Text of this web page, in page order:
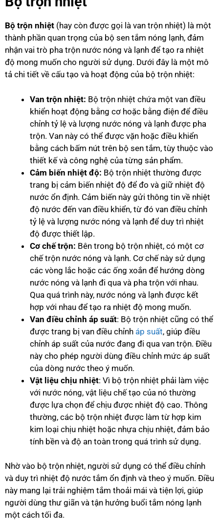
Bộ trộn nhiệt (hay còn được gọi là van trộn nhiệt) là một
thành phần quan trọng của bộ sen tắm nóng lạnh, đảm
nhận vai trò pha trộn nước nóng và lạnh để tạo ra nhiệt
độ mong muốn cho người sử dụng. Dưới đây là một mô
tả chi tiết về cấu tạo và hoạt động của bộ trộn nhiệt:
Van trộn nhiệt: Bộ trộn nhiệt chứa một van điều
khiển hoạt động bằng cơ hoặc bằng điện để điều
chỉnh tỷ lệ và lượng nước nóng và lạnh được pha
trộn. Van này có thể được vặn hoặc điều khiển
bằng cách bấm nút trên bộ sen tắm, tùy thuộc vào
thiết kế và công nghệ của từng sản phẩm.
Cảm biến nhiệt độ: Bộ trộn nhiệt thường được
trang bị cảm biến nhiệt độ để đo và giữ nhiệt độ
nước ổn định. Cảm biến này gửi thông tin về nhiệt
độ nước đến van điều khiển, từ đó van điều chỉnh
tỷ lệ và lượng nước nóng và lạnh để duy trì nhiệt
độ được thiết lập.
Cơ chế trộn: Bên trong bộ trộn nhiệt, có một cơ
chế trộn nước nóng và lạnh. Cơ chế này sử dụng
các vòng lắc hoặc các ống xoắn để hướng dòng
nước nóng và lạnh đi qua và pha trộn với nhau.
Qua quá trình này, nước nóng và lạnh được kết
hợp với nhau để tạo ra nhiệt độ mong muốn.
Van điều chỉnh áp suất: Bộ trộn nhiệt cũng có thể
được trang bị van điều chỉnh áp suất, giúp điều
chỉnh áp suất của nước đang đi qua van trộn. Điều
này cho phép người dùng điều chỉnh mức áp suất
của dòng nước theo ý muốn.
Vật liệu chịu nhiệt: Vì bộ trộn nhiệt phải làm việc
với nước nóng, vật liệu chế tạo của nó thường
được lựa chọn để chịu được nhiệt độ cao. Thông
thường, các bộ trộn nhiệt được làm từ hợp kim
kim loại chịu nhiệt hoặc nhựa chịu nhiệt, đảm bảo
tính bền và độ an toàn trong quá trình sử dụng.
Nhờ vào bộ trộn nhiệt, người sử dụng có thể điều chỉnh
và duy trì nhiệt độ nước tắm ổn định và theo ý muốn. Điều
này mang lại trải nghiệm tắm thoải mái và tiện lợi, giúp
người dùng thư giãn và tận hưởng buổi tắm nóng lạnh
một cách tối đa.